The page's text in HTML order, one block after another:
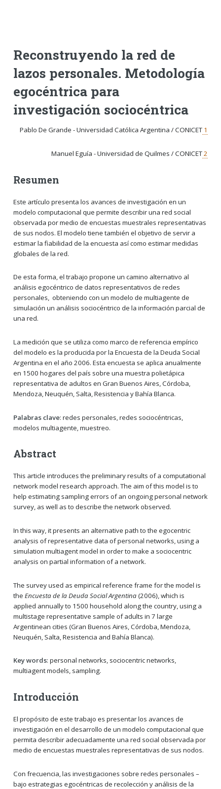
Reconstruyendo la red de
lazos personales. Metodología
egocéntrica para
investigación sociocéntrica
Pablo De Grande - Universidad Católica Argentina / CONICET 1
Manuel Eguía - Universidad de Quilmes / CONICET2
Resumen
Este artículo presenta los avances de investigación en un
modelo computacional que permite describir una red social
observada por medio de encuestas muestrales representativas
de sus nodos. El modelo tiene también el objetivo de servir a
estimar la fiabilidad de la encuesta así como estimar medidas
globales de la red.
De esta forma, el trabajo propone un camino alternativo al
análisis egocéntrico de datos representativos de redes
personales, obteniendo con un modelo de multiagente de
simulación un análisis sociocéntrico de la información parcial de
una red.
La medición que se utiliza como marco de referencia empírico
del modelo es la producida por la Encuesta de la Deuda Social
Argentina en el año 2006. Esta encuesta se aplica anualmente
en 1500 hogares del país sobre una muestra polietápica
representativa de adultos en Gran Buenos Aires, Córdoba,
Mendoza, Neuquén, Salta, Resistencia y Bahía Blanca.
Palabras clave: redes personales, redes sociocéntricas,
modelos multiagente, muestreo.
Abstract
This article introduces the preliminary results of a computational
network model research approach. The aim of this model is to
help estimating sampling errors of an ongoing personal network
survey, as well as to describe the network observed.
In this way, it presents an alternative path to the egocentric
analysis of representative data of personal networks, using a
simulation multiagent model in order to make a sociocentric
analysis on partial information of a network.
The survey used as empirical reference frame for the model is
the Encuesta de la Deuda Social Argentina(2006), which is
applied annually to 1500 household along the country, using a
multistage representative sample of adults in 7 large
Argentinean cities (Gran Buenos Aires, Córdoba, Mendoza,
Neuquén, Salta, Resistencia and Bahía Blanca).
Key words: personal networks, sociocentric networks,
multiagent models, sampling.
Introducción
El propósito de este trabajo es presentar los avances de
investigación en el desarrollo de un modelo computacional que
permita describir adecuadamente una red social observada por
medio de encuestas muestrales representativas de sus nodos.
Con frecuencia, las investigaciones sobre redes personales –
bajo estrategias egocéntricas de recolección y análisis de la